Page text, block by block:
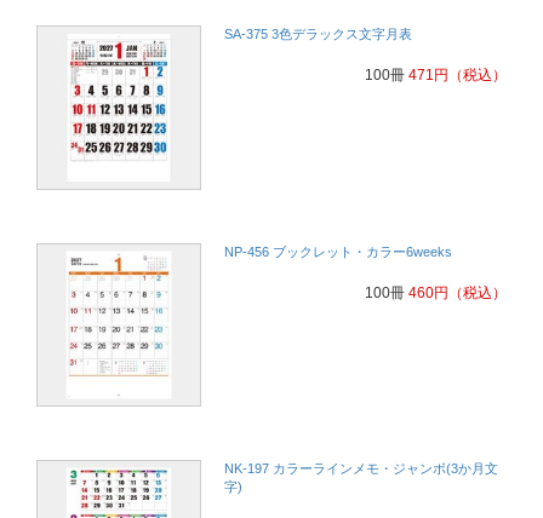
SA-375 3色デラックス文字月表
100冊 471円 （税込）
NP-456 ブックレット・カラー6weeks
100冊 460円 （税込）
NK-197 カラーラインメモ・ジャンボ(3か月文
字)